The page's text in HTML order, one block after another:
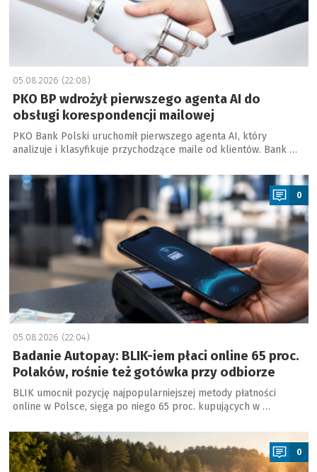
05.08.2026 (22:08)
PKO BP wdrożył pierwszego agenta AI do
obsługi korespondencji mailowej
PKO Bank Polski uruchomił pierwszego agenta AI, który
analizuje i klasyfikuje przychodzące maile od klientów. Bank …
a
0
05.08.2026 (22:04)
Badanie Autopay: BLIK-iem płaci online 65 proc.
Polaków, rośnie też gotówka przy odbiorze
BLIK umocnił pozycję najpopularniejszej metody płatności
online w Polsce, sięga po niego 65 proc. kupujących w …
a
0